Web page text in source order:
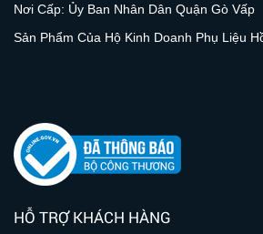
Nơi Cấp: Ủy Ban Nhân Dân Quận Gò Vấp
Sản Phẩm Của Hộ Kinh Doanh Phụ Liệu
HỖ TRỢ KHÁCH HÀNG